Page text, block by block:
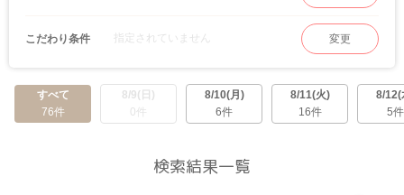
こだわり条件 指定されていません 変更
すべて
76件
8/9(日)
0件
8/10(月)
6件
8/11(火)
16件
8/12(
5件
検索結果一覧